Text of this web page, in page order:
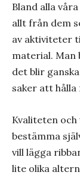
Bland alla
allt från dem
av aktiviteter
material. Man
det blir
saker att hålla
Kvaliteten
bestämma
vill lägga
lite olika